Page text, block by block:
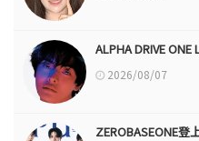
ALPHA DRIVE
2026/08/07
ZEROBASEONE